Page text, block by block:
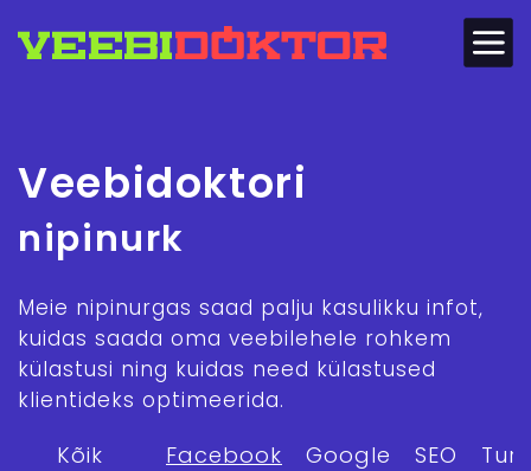
Veebidoktori
nipinurk
Meie nipinurgas saad palju kasulikku infot,
kuidas saada oma veebilehele rohkem
külastusi ning kuidas need külastused
klientideks optimeerida.
Kõik
Facebook
Google
SEO